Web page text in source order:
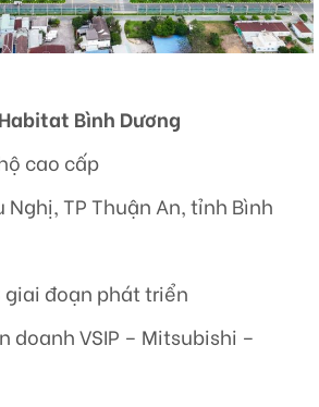
Bình Dương
cao cấp
TP Thuận An, tỉnh Bình
giai đoạn phát triển
doanh VSIP – Mitsubishi –